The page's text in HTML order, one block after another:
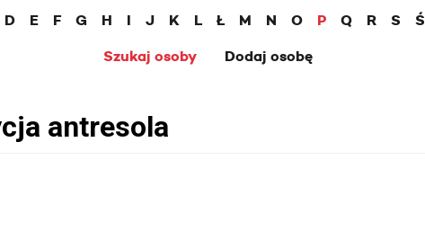
D E F G H I J K L Ł M N O P Q R S Ś
Szukaj osoby
Dodaj osobę